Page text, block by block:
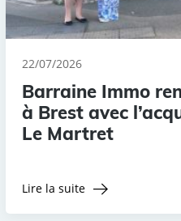
22/07/2026
Barraine Immo
à Brest avec
Le Martret
Lire la suite